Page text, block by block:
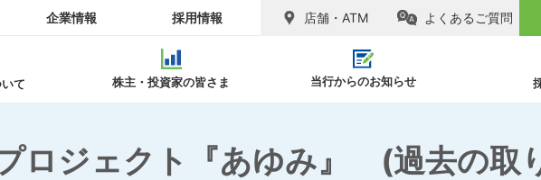
企業情報 採用情報 店舗・ATM よくあるご質問
て 株主・投資家の皆さま 当行からのお知らせ
ロジェクト『あゆみ』 (過去の取